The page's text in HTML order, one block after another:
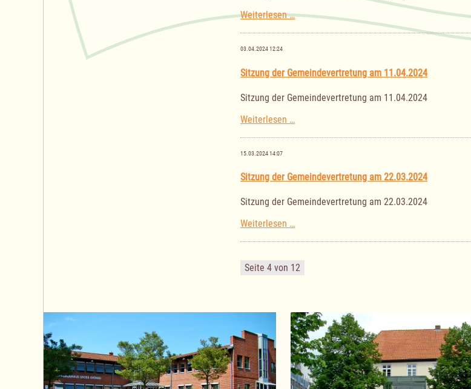
Weiterlesen …Sitzung
Jugend
Soziales
03.04.2024 12:24
Sitzung der Gemeindevertretung am 11.04.2024
Sitzung der Gemeindevertretung am 11.04.2024
Weiterlesen …
Gemeindevertretung
15.03.2024 14:07
Sitzung der Gemeindevertretung am 22.03.2024
Sitzung der Gemeindevertretung am 22.03.2024
Weiterlesen …
Gemeindevertretung
22.03.2024
Seite 4 von 12